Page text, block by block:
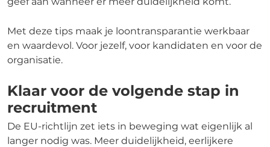
Met deze tips maak je loontransparantie werkbaar
en waardevol. Voor jezelf, voor kandidaten en voor de
organisatie.
Klaar voor de volgende stap in
recruitment
De EU-richtlijn zet iets in beweging wat eigenlijk al
langer nodig was. Meer duidelijkheid, eerlijkere